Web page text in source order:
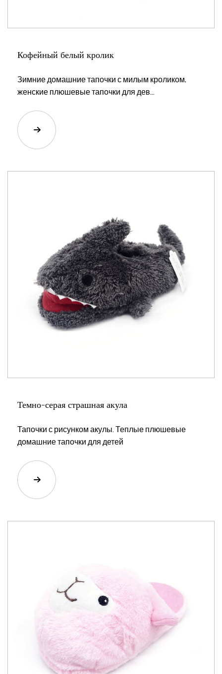
Кофейный белый кролик
Зимние домашние тапочки с милым кроликом,
женские плюшевые тапочки для дев...
Темно-серая страшная акула
Тапочки с рисунком акулы. Теплые плюшевые
домашние тапочки для детей